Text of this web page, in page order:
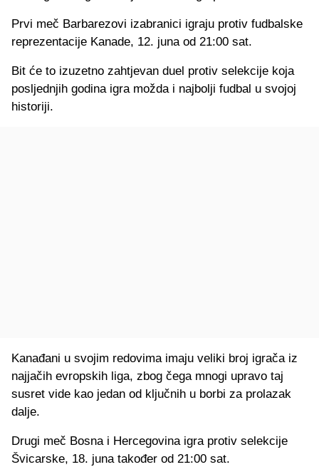
Prvi meč Barbarezovi izabranici igraju protiv fudbalske
reprezentacije Kanade, 12. juna od 21:00 sat.
Bit će to izuzetno zahtjevan duel protiv selekcije koja
posljednjih godina igra možda i najbolji fudbal u svojoj
historiji.
Kanađani u svojim redovima imaju veliki broj igrača iz
najjačih evropskih liga, zbog čega mnogi upravo taj
susret vide kao jedan od ključnih u borbi za prolazak
dalje.
Drugi meč Bosna i Hercegovina igra protiv selekcije
Švicarske, 18. juna također od 21:00 sat.